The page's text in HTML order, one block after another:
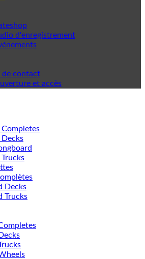
d'enregistrement
de contact
et accès
Completes
Decks
Trucks
Decks
Trucks